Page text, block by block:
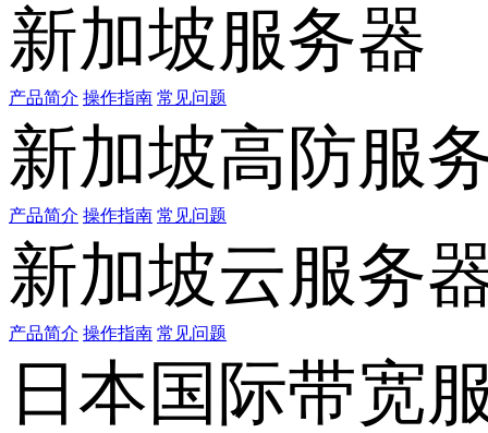
新加坡服务器
产品简介 操作指南 常见问题
新加坡高防服
产品简介 操作指南 常见问题
新加坡云服务
产品简介 操作指南 常见问题
日本国际带宽